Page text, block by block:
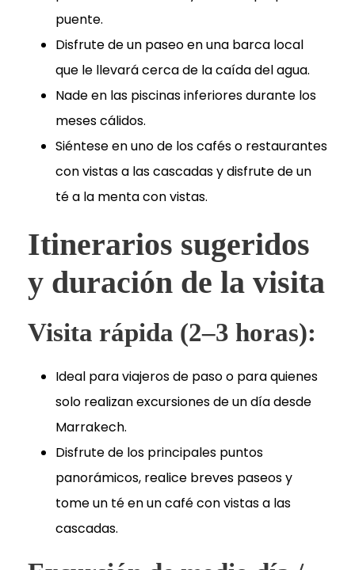
puente.
Disfrute de un paseo en una barca local
que le llevará cerca de la caída del agua.
Nade en las piscinas inferiores durante los
meses cálidos.
Siéntese en uno de los cafés o restaurantes
con vistas a las cascadas y disfrute de un
té a la menta con vistas.
Itinerarios sugeridos
y duración de la visita
Visita rápida (2–3 horas):
Ideal para viajeros de paso o para quienes
solo realizan excursiones de un día desde
Marrakech.
Disfrute de los principales puntos
panorámicos, realice breves paseos y
tome un té en un café con vistas a las
cascadas.